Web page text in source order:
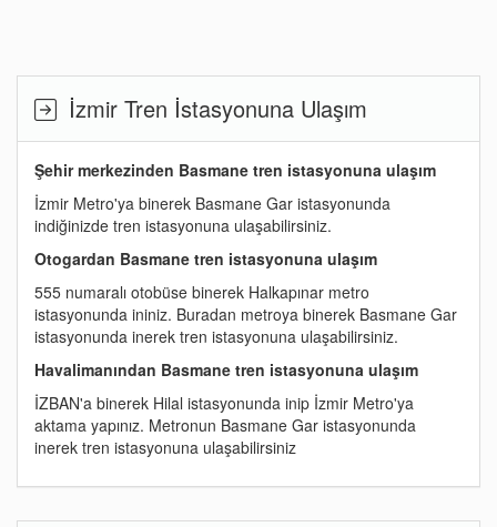
İzmir Tren İstasyonuna Ulaşım
Şehir merkezinden Basmane tren istasyonuna ulaşım
İzmir Metro'ya binerek Basmane Gar istasyonunda
indiğinizde tren istasyonuna ulaşabilirsiniz.
Otogardan Basmane tren istasyonuna ulaşım
555 numaralı otobüse binerek Halkapınar metro
istasyonunda ininiz. Buradan metroya binerek Basmane Gar
istasyonunda inerek tren istasyonuna ulaşabilirsiniz.
Havalimanından Basmane tren istasyonuna ulaşım
İZBAN'a binerek Hilal istasyonunda inip İzmir Metro'ya
aktama yapınız. Metronun Basmane Gar istasyonunda
inerek tren istasyonuna ulaşabilirsiniz